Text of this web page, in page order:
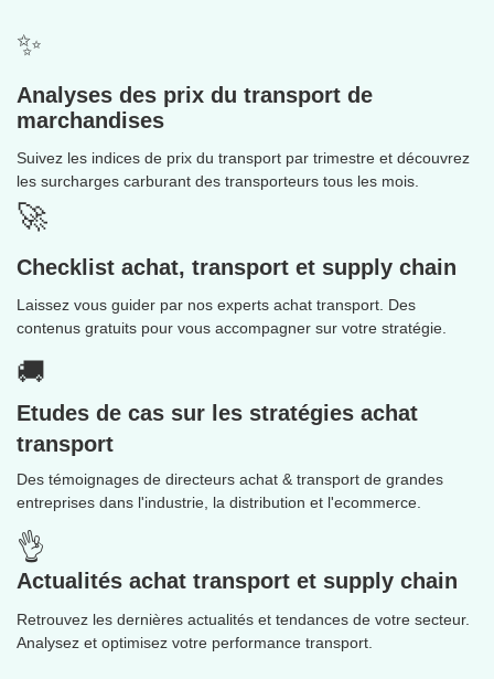
✨
Analyses des prix du transport de
marchandises
Suivez les indices de prix du transport par trimestre et découvrez
les surcharges carburant des transporteurs tous les mois.
🚀
Checklist achat, transport et supply chain
Laissez vous guider par nos experts achat transport. Des
contenus gratuits pour vous accompagner sur votre stratégie.
🚚
Etudes de cas sur les stratégies achat
transport
Des témoignages de directeurs achat & transport de grandes
entreprises dans l'industrie, la distribution et l'ecommerce.
👌
Actualités achat transport et supply chain
Retrouvez les dernières actualités et tendances de votre secteur.
Analysez et optimisez votre performance transport.